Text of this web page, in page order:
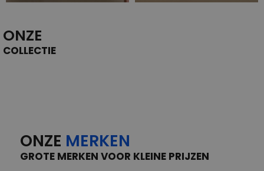
ONZE
COLLECTIE
ONZE MERKEN
GROTE MERKEN VOOR KLEINE PRIJZEN